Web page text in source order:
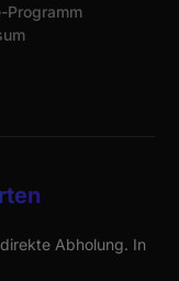
Programm
Abholung. In